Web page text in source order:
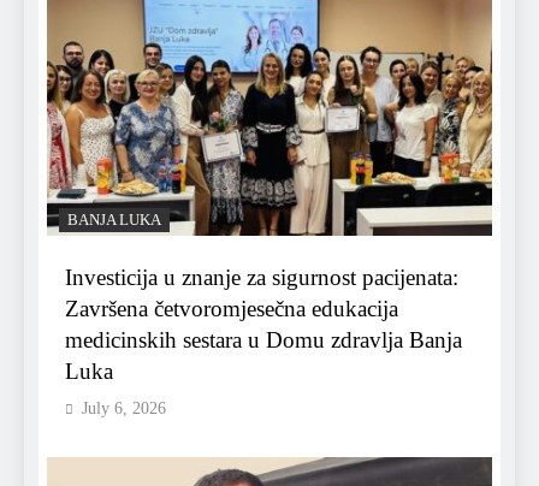
BANJA LUKA
Investicija u znanje za sigurnost pacijenata:
Završena četvoromjesečna edukacija
medicinskih sestara u Domu zdravlja Banja
Luka
July 6, 2026